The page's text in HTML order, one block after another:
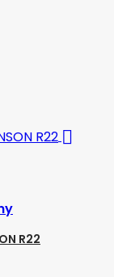

R22